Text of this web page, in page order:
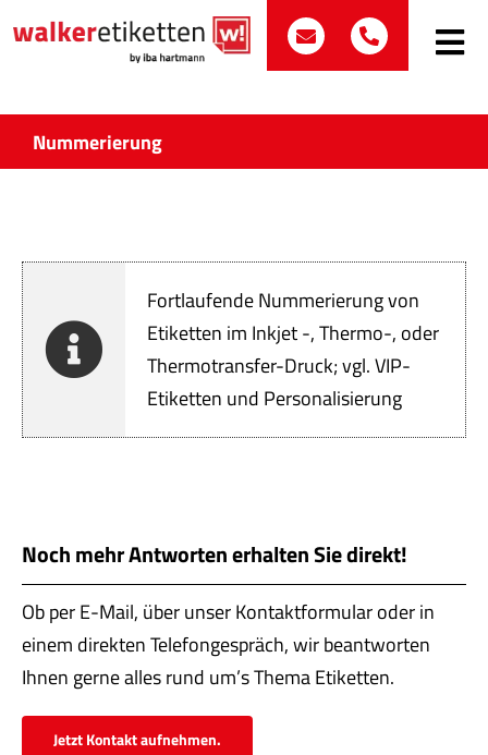
Inhalt
post@walker-
+49Toggle
Nummerierung
Fortlaufende Nummerierung von
Etiketten im Inkjet -, Thermo-, oder
Thermotransfer-Druck; vgl. VIP-
Etiketten und Personalisierung
Noch mehr Antworten erhalten Sie direkt!
Ob per E-Mail, über unser Kontaktformular oder in
einem direkten Telefongespräch, wir beantworten
Ihnen gerne alles rund um’s Thema Etiketten.
Jetzt Kontakt aufnehmen.